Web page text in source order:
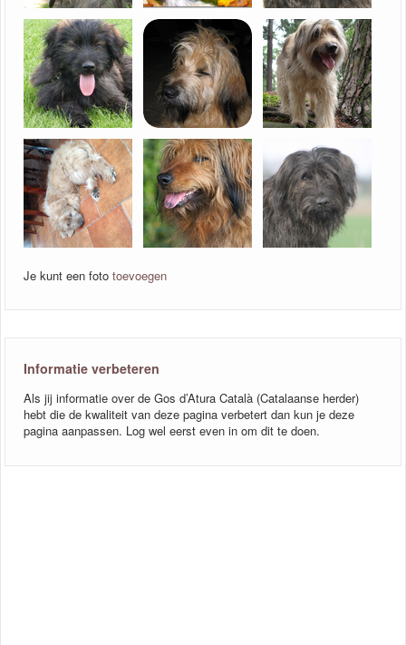
Je kunt een foto toevoegen
Informatie verbeteren
Als jij informatie over de Gos d’Atura Català (Catalaanse herder)
hebt die de kwaliteit van deze pagina verbetert dan kun je deze
pagina aanpassen. Log wel eerst even in om dit te doen.